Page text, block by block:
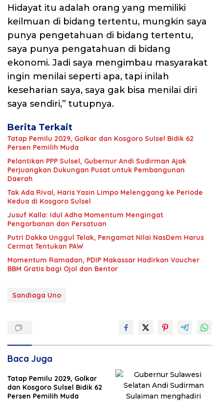
Hidayat itu adalah orang yang memiliki
keilmuan di bidang tertentu, mungkin saya
punya pengetahuan di bidang tertentu,
saya punya pengatahuan di bidang
ekonomi. Jadi saya mengimbau masyarakat
ingin menilai seperti apa, tapi inilah
keseharian saya, saya gak bisa menilai diri
saya sendiri,” tutupnya.
Berita Terkait
Tatap Pemilu 2029, Golkar dan Kosgoro Sulsel Bidik 62
Persen Pemilih Muda
Pelantikan PPP Sulsel, Gubernur Andi Sudirman Ajak
Perjuangkan Dukungan Pusat untuk Pembangunan
Daerah
Tak Ada Rival, Haris Yasin Limpo Melenggang ke Periode
Kedua di Kosgoro Sulsel
Jusuf Kalla: Idul Adha Momentum Mengingat
Pengorbanan dan Persatuan
Putri Dakka Unggul Telak, Pengamat Nilai NasDem Harus
Cermat Tentukan PAW
Momentum Ramadan, PDIP Makassar Hadirkan Voucher
BBM Gratis bagi Ojol dan Bentor
Sandiaga Uno
Baca Juga
Tatap Pemilu 2029, Golkar
dan Kosgoro Sulsel Bidik 62
Persen Pemilih Muda